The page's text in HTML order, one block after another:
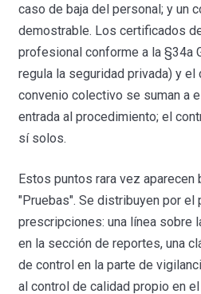
caso de baja del personal; y un
demostrable. Los certificados
profesional conforme a la §34a
regula la seguridad privada) y
convenio colectivo se suman a
entrada al procedimiento; el
sí solos.
Estos puntos rara vez aparecen
"Pruebas". Se distribuyen por el
prescripciones: una línea sobre
en la sección de reportes, una
de control en la parte de
al control de calidad propio en